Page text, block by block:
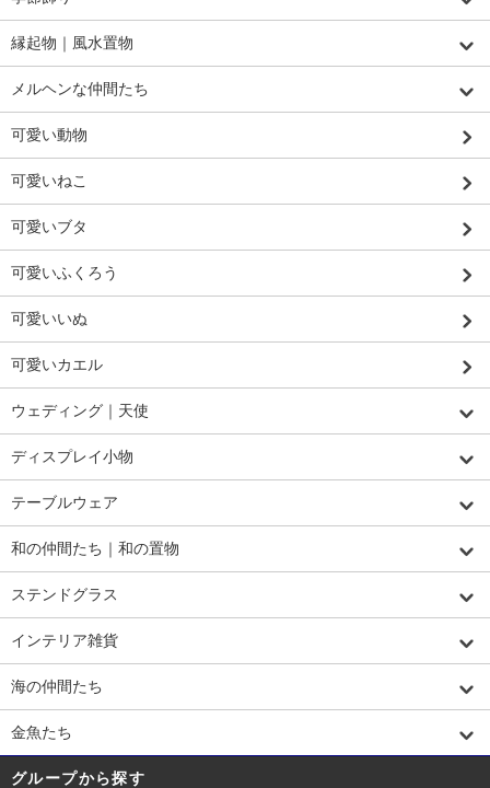
縁起物｜風水置物
メルヘンな仲間たち
可愛い動物
可愛いねこ
可愛いブタ
可愛いふくろう
可愛いいぬ
可愛いカエル
ウェディング｜天使
ディスプレイ小物
テーブルウェア
和の仲間たち｜和の置物
ステンドグラス
インテリア雑貨
海の仲間たち
金魚たち
グループから探す